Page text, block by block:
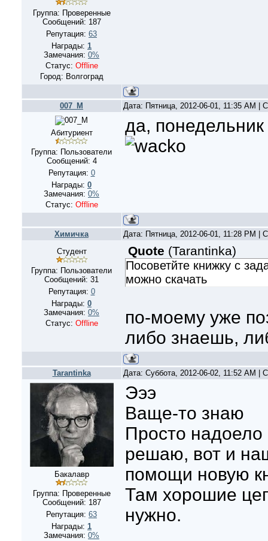
Группа: Проверенные
Сообщений: 187
Репутация: 63
Награды: 1
Замечания: 0%
Статус: Offline
Город: Волгоград
007_M Дата: Пятница, 2012-06-01, 11:35 AM |
Абитуриент
Группа: Пользователи
Сообщений: 4
Репутация: 0
Награды: 0
Замечания: 0%
Статус: Offline
да,
Xимичка
Дата: Пятница, 2012-06-01, 11:28 PM |
Студент
Группа: Пользователи
Сообщений: 31
Репутация: 0
Награды: 0
Замечания: 0%
Статус: Offline
Quote (Tarantinka)
Посоветйте книжку с
можно скачать
по-моему уже
либо знаешь,
Tarantinka Дата: Суббота, 2012-06-02, 11:52 AM |
Бакалавр
Группа: Проверенные
Сообщений: 187
Репутация: 63
Награды: 1
Замечания: 0%
Эээ
Ваще-то знаю
Просто надоело
решаю, вот и
помощи новую
Там хорошие
нужно.